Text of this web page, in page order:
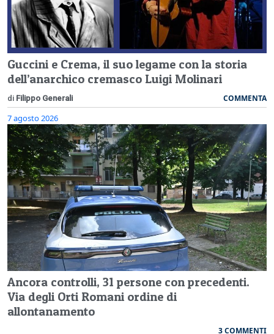
Guccini e Crema, il suo legame con la storia
dell’anarchico cremasco Luigi Molinari
di Filippo Generali COMMENTA
7 agosto 2026
Ancora controlli, 31 persone con precedenti.
Via degli Orti Romani ordine di
allontanamento
3 COMMENTI